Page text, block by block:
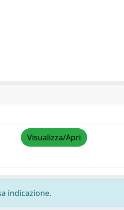
Visualizza/Apri
indicazione.